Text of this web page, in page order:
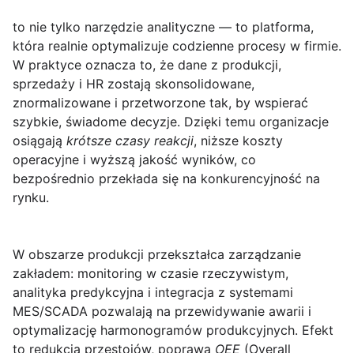
to nie tylko narzędzie analityczne — to platforma,
która realnie optymalizuje codzienne procesy w firmie.
W praktyce oznacza to, że dane z produkcji,
sprzedaży i HR zostają skonsolidowane,
znormalizowane i przetworzone tak, by wspierać
szybkie, świadome decyzje. Dzięki temu organizacje
osiągają krótsze czasy reakcji, niższe koszty
operacyjne i wyższą jakość wyników, co
bezpośrednio przekłada się na konkurencyjność na
rynku.
W obszarze produkcji przekształca zarządzanie
zakładem: monitoring w czasie rzeczywistym,
analityka predykcyjna i integracja z systemami
MES/SCADA pozwalają na przewidywanie awarii i
optymalizację harmonogramów produkcyjnych. Efekt
to redukcja przestojów, poprawa OEE (Overall